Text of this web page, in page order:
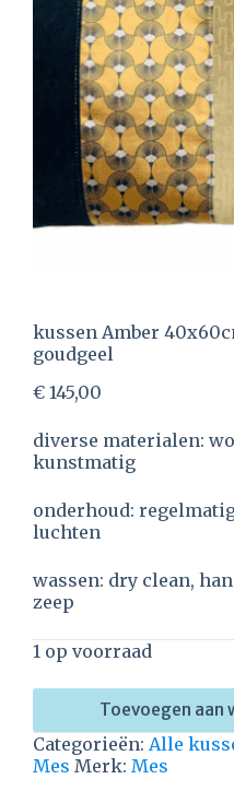
kussen Amber
goudgeel
€ 145,00
diverse materialen:
kunstmatig
onderhoud:
luchten
wassen: dry clean,
zeep
1 op voorraad
Toevoegen aan
Categorieën: Alle
Mes Merk: Mes